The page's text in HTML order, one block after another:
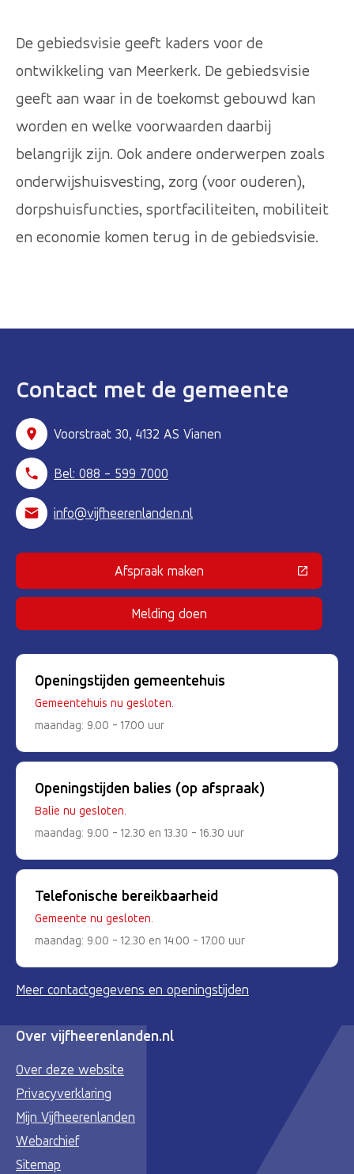
De gebiedsvisie geeft kaders voor de
ontwikkeling van Meerkerk. De gebiedsvisie
geeft aan waar in de toekomst gebouwd kan
worden en welke voorwaarden daarbij
belangrijk zijn. Ook andere onderwerpen zoals
onderwijshuisvesting, zorg (voor ouderen),
dorpshuisfuncties, sportfaciliteiten, mobiliteit
en economie komen terug in de gebiedsvisie.
Contact met de gemeente
Voorstraat 30, 4132 AS Vianen
Bel: 088 - 599 7000
info@vijfheerenlanden.nl
Afspraak maken(Deze link gaat naar een externe
Melding doen
Openingstijden gemeentehuis
Gemeentehuis nu gesloten.
maandag: 9.00 - 17.00 uur
Openingstijden balies (op afspraak)
Balie nu gesloten.
maandag: 9.00 - 12.30 en 13.30 - 16.30 uur
Telefonische bereikbaarheid
Gemeente nu gesloten.
maandag: 9.00 - 12.30 en 14.00 - 17.00 uur
Meer contactgegevens en openingstijden
Over vijfheerenlanden.nl
Over deze website
Privacyverklaring
Mijn Vijfheerenlanden
Webarchief
Sitemap